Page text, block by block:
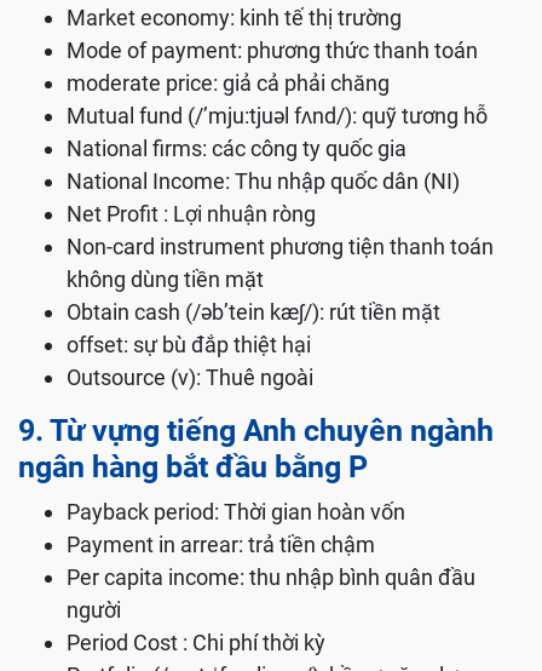
Market economy: kinh tế thị trường
Mode of payment: phương thức thanh toán
moderate price: giả cả phải chăng
Mutual fund (/’mju:tjuəl fʌnd/): quỹ tương hỗ
National firms: các công ty quốc gia
National Income: Thu nhập quốc dân (NI)
Net Profit : Lợi nhuận ròng
Non-card instrument phương tiện thanh toán
không dùng tiền mặt
Obtain cash (/əb’tein kæʃ/): rút tiền mặt
offset: sự bù đắp thiệt hại
Outsource (v): Thuê ngoài
9. Từ vựng tiếng Anh chuyên ngành
ngân hàng bắt đầu bằng P
Payback period: Thời gian hoàn vốn
Payment in arrear: trả tiền chậm
Per capita income: thu nhập bình quân đầu
người
Period Cost : Chi phí thời kỳ